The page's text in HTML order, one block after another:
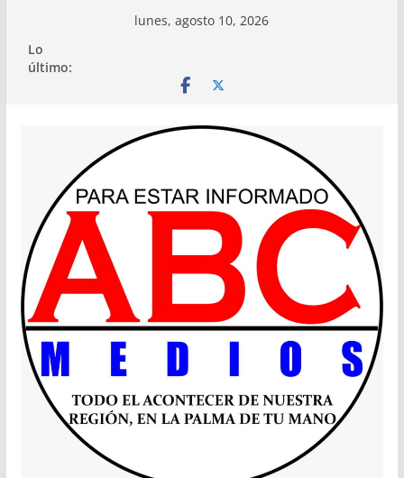
contenido
lunes, agosto 10, 2026
Lo
último: